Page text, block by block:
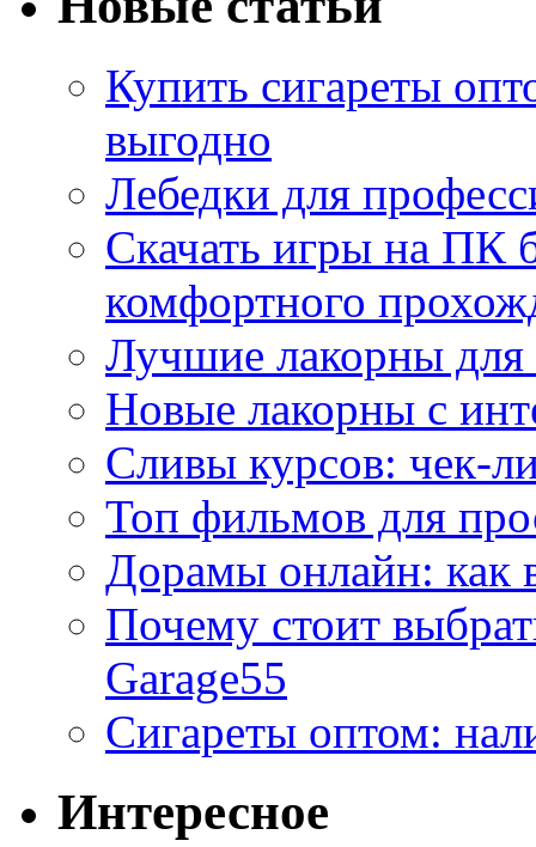
Купить сигареты
выгодно
Лебедки для
Скачать игры на ПК
комфортного
Лучшие лакорны для
Новые лакорны с
Сливы курсов: чек-
Топ фильмов для
Дорамы онлайн: как
Почему стоит
Garage55
Сигареты оптом:
Интересное